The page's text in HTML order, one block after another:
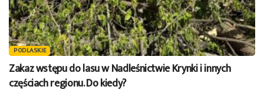
PODLASKIE
Zakaz wstępu do lasu w Nadleśnictwie Krynki i innych
częściach regionu. Do kiedy?